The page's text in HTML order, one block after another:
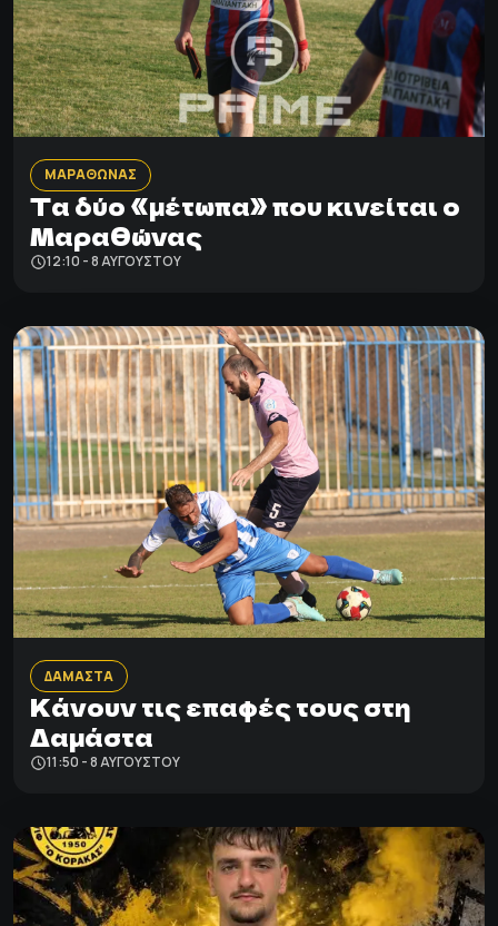
ΜΑΡΑΘΩΝΑΣ
Τα δύο «μέτωπα» που κινείται ο
Μαραθώνας
12:10 - 8 ΑΥΓΟΎΣΤΟΥ
ΔΑΜΑΣΤΑ
Κάνουν τις επαφές τους στη
Δαμάστα
11:50 - 8 ΑΥΓΟΎΣΤΟΥ